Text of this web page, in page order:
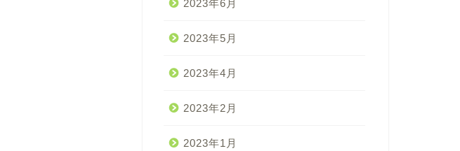
2023年6月
2023年5月
2023年4月
2023年2月
2023年1月